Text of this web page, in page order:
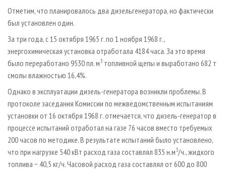
Отметим, что планировалось два дизельгенератора, но фактически
был установлен один.
За три года, с 15 октября 1965 г. по 1 ноября 1968 г.,
энергохимическая установка отработала 4184 часа. За это время
было переработано 9530 пл. м3 топливной щепы и выработано 682 т
смолы влажностью 16,4%.
Однако в эксплуатации дизель-генератора возникли проблемы. В
протоколе заседания Комиссии по межведомственным испытаниям
установки от 16 октября 1968 г. отмечается, что дизель-генератор в
процессе испытаний отработал на газе 76 часов вместо требуемых
200 часов по методике. В результате испытаний было установлено,
что при нагрузке 540 кВт расход газа составлял 835 н.м3/ч., жидкого
топлива − 40,5 кг/ч. Часовой расход газа составлял от 600 до 800